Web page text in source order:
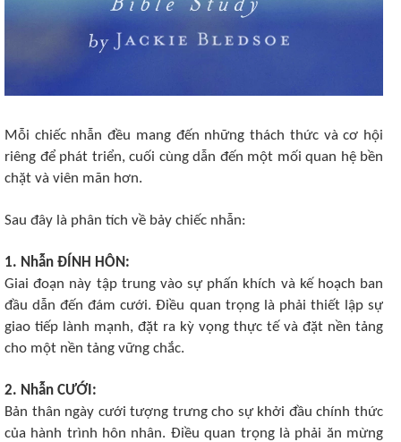
Mỗi chiếc nhẫn đều mang đến những thách thức và cơ hội
riêng để phát triển, cuối cùng dẫn đến một mối quan hệ bền
chặt và viên mãn hơn.
Sau đây là phân tích về bảy chiếc nhẫn:
1. Nhẫn ĐÍNH HÔN:
Giai đoạn này tập trung vào sự phấn khích và kế hoạch ban
đầu dẫn đến đám cưới. Điều quan trọng là phải thiết lập sự
giao tiếp lành mạnh, đặt ra kỳ vọng thực tế và đặt nền tảng
cho một nền tảng vững chắc.
2. Nhẫn CƯỚI:
Bản thân ngày cưới tượng trưng cho sự khởi đầu chính thức
của hành trình hôn nhân. Điều quan trọng là phải ăn mừng